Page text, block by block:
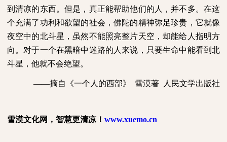
到清凉的东西。但是，真正能帮助他们的人，并不多。在这
个充满了功利和欲望的社会，佛陀的精神弥足珍贵，它就像
夜空中的北斗星，虽然不能照亮整片天空，却能给人指明方
向。对于一个在黑暗中迷路的人来说，只要生命中能看到北
斗星，他就不会绝望。
——摘自《一个人的西部》 雪漠著 人民文学出版社
雪漠文化网，智慧更清凉！ www.xuemo.cn